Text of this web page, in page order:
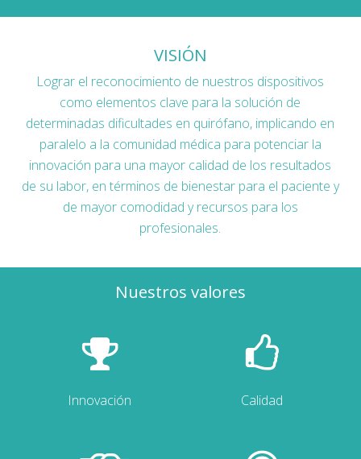
VISIÓN
Lograr el reconocimiento de nuestros dispositivos
como elementos clave para la solución de
determinadas dificultades en quirófano, implicando en
paralelo a la comunidad médica para potenciar la
innovación para una mayor calidad de los resultados
de su labor, en términos de bienestar para el paciente y
de mayor comodidad y recursos para los
profesionales.
Nuestros valores
Innovación Calidad